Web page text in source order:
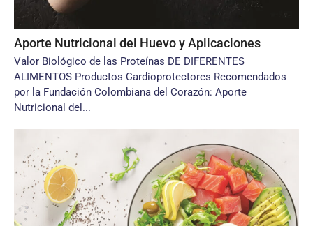
Aporte Nutricional del Huevo y Aplicaciones
Valor Biológico de las Proteínas DE DIFERENTES
ALIMENTOS Productos Cardioprotectores Recomendados
por la Fundación Colombiana del Corazón: Aporte
Nutricional del...